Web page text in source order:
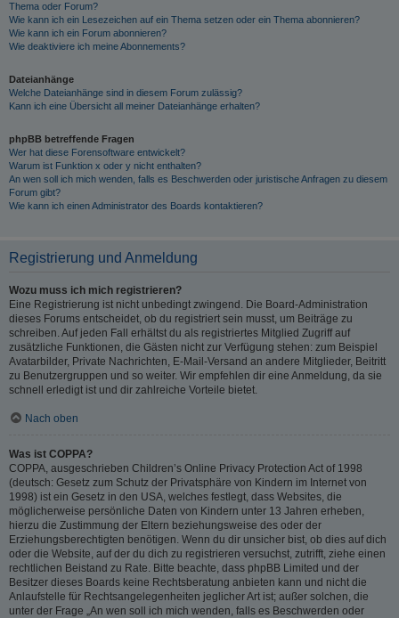
Thema oder Forum?
Wie kann ich ein Lesezeichen auf ein Thema setzen oder ein Thema abonnieren?
Wie kann ich ein Forum abonnieren?
Wie deaktiviere ich meine Abonnements?
Dateianhänge
Welche Dateianhänge sind in diesem Forum zulässig?
Kann ich eine Übersicht all meiner Dateianhänge erhalten?
phpBB betreffende Fragen
Wer hat diese Forensoftware entwickelt?
Warum ist Funktion x oder y nicht enthalten?
An wen soll ich mich wenden, falls es Beschwerden oder juristische Anfragen zu diesem
Forum gibt?
Wie kann ich einen Administrator des Boards kontaktieren?
Registrierung und Anmeldung
Wozu muss ich mich registrieren?
Eine Registrierung ist nicht unbedingt zwingend. Die Board-Administration
dieses Forums entscheidet, ob du registriert sein musst, um Beiträge zu
schreiben. Auf jeden Fall erhältst du als registriertes Mitglied Zugriff auf
zusätzliche Funktionen, die Gästen nicht zur Verfügung stehen: zum Beispiel
Avatarbilder, Private Nachrichten, E-Mail-Versand an andere Mitglieder, Beitritt
zu Benutzergruppen und so weiter. Wir empfehlen dir eine Anmeldung, da sie
schnell erledigt ist und dir zahlreiche Vorteile bietet.
Nach oben
Was ist COPPA?
COPPA, ausgeschrieben Children’s Online Privacy Protection Act of 1998
(deutsch: Gesetz zum Schutz der Privatsphäre von Kindern im Internet von
1998) ist ein Gesetz in den USA, welches festlegt, dass Websites, die
möglicherweise persönliche Daten von Kindern unter 13 Jahren erheben,
hierzu die Zustimmung der Eltern beziehungsweise des oder der
Erziehungsberechtigten benötigen. Wenn du dir unsicher bist, ob dies auf dich
oder die Website, auf der du dich zu registrieren versuchst, zutrifft, ziehe einen
rechtlichen Beistand zu Rate. Bitte beachte, dass phpBB Limited und der
Besitzer dieses Boards keine Rechtsberatung anbieten kann und nicht die
Anlaufstelle für Rechtsangelegenheiten jeglicher Art ist; außer solchen, die
unter der Frage „An wen soll ich mich wenden, falls es Beschwerden oder